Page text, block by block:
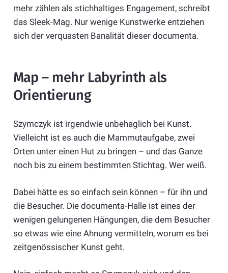
mehr zählen als stichhaltiges Engagement, schreibt
das Sleek-Mag. Nur wenige Kunstwerke entziehen
sich der verquasten Banalität dieser documenta.
Map – mehr Labyrinth als
Orientierung
Szymczyk ist irgendwie unbehaglich bei Kunst.
Vielleicht ist es auch die Mammutaufgabe, zwei
Orten unter einen Hut zu bringen – und das Ganze
noch bis zu einem bestimmten Stichtag. Wer weiß.
Dabei hätte es so einfach sein können – für ihn und
die Besucher. Die documenta-Halle ist eines der
wenigen gelungenen Hängungen, die dem Besucher
so etwas wie eine Ahnung vermitteln, worum es bei
zeitgenössischer Kunst geht.